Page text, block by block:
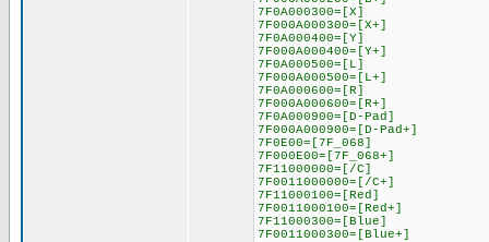
7F0A000300=[X]
7F000A000300=[X+]
7F0A000400=[Y]
7F000A000400=[Y+]
7F0A000500=[L]
7F000A000500=[L+]
7F0A000600=[R]
7F000A000600=[R+]
7F0A000900=[D-Pad]
7F000A000900=[D-Pad+]
7F0E00=[7F_068]
7F000E00=[7F_068+]
7F11000000=[/C]
7F0011000000=[/C+]
7F11000100=[Red]
7F0011000100=[Red+]
7F11000300=[Blue]
7F0011000300=[Blue+]